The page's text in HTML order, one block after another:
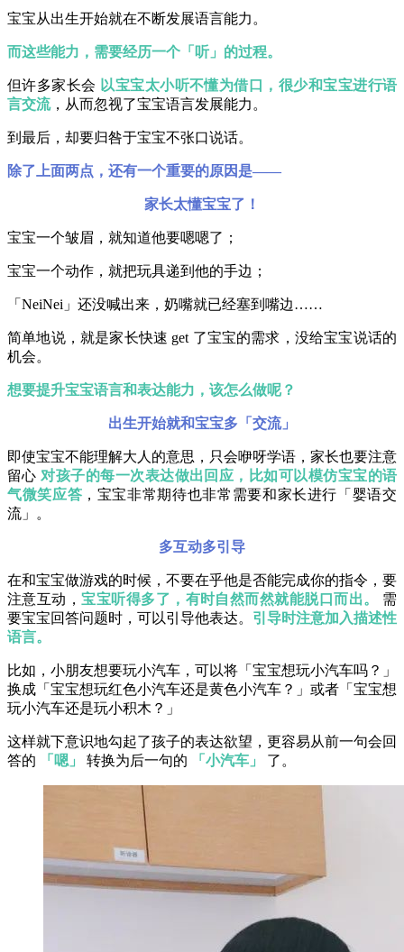
宝宝从出生开始就在不断发展语言能力。
而这些能力，需要经历一个「听」的过程。
但许多家长会 以宝宝太小听不懂为借口，很少和宝宝进行语
言交流，从而忽视了宝宝语言发展能力。
到最后，却要归咎于宝宝不张口说话。
除了上面两点，还有一个重要的原因是——
家长太懂宝宝了！
宝宝一个皱眉，就知道他要嗯嗯了；
宝宝一个动作，就把玩具递到他的手边；
「NeiNei」还没喊出来，奶嘴就已经塞到嘴边……
简单地说，就是家长快速 get 了宝宝的需求，没给宝宝说话的
机会。
想要提升宝宝语言和表达能力，该怎么做呢？
出生开始就和宝宝多「交流」
即使宝宝不能理解大人的意思，只会咿呀学语，家长也要注意
留心 对孩子的每一次表达做出回应，比如可以模仿宝宝的语
气微笑应答 ，宝宝非常期待也非常需要和家长进行「婴语交
流」。
多互动多引导
在和宝宝做游戏的时候，不要在乎他是否能完成你的指令，要
注意互动，宝宝听得多了，有时自然而然就能脱口而出。
需
要宝宝回答问题时，可以引导他表达。 引导时注意加入描述性
语言。
比如，小朋友想要玩小汽车，可以将「宝宝想玩小汽车吗？」
换成「宝宝想玩红色小汽车还是黄色小汽车？」或者「宝宝想
玩小汽车还是玩小积木？」
这样就下意识地勾起了孩子的表达欲望，更容易从前一句会回
答的
「嗯」 转换为后一句的 「小汽车」 了。